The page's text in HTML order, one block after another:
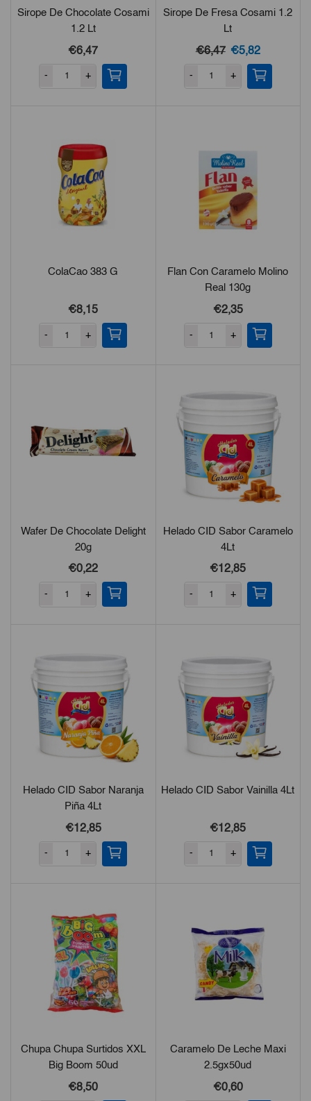
Sirope De Chocolate Cosami
1.2 Lt
€6,47
- +
Sirope De Fresa Cosami 1.2
Lt
€6,47 El
precio
original
€5,82El
precio
actual
- +
ColaCao 383 G
€8,15
- +
Flan Con Caramelo Molino
Real 130g
€2,35
- +
Wafer De Chocolate Delight
20g
€0,22
- +
Helado CID Sabor Caramelo
4Lt
€12,85
- +
Helado CID Sabor Naranja
Piña 4Lt
€12,85
- +
Helado CID Sabor Vainilla 4Lt
€12,85
- +
Chupa Chupa Surtidos XXL
Big Boom 50ud
€8,50
Caramelo De Leche Maxi
2.5gx50ud
€0,60